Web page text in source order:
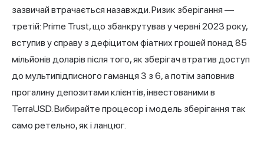
зазвичай втрачається назавжди. Ризик зберігання —
третій: Prime Trust, що збанкрутував у червні 2023 року,
вступив у справу з дефіцитом фіатних грошей понад 85
мільйонів доларів після того, як зберігач втратив доступ
до мультипідписного гаманця 3 з 6, а потім заповнив
прогалину депозитами клієнтів, інвестованими в
TerraUSD. Вибирайте процесор і модель зберігання так
само ретельно, як і ланцюг.